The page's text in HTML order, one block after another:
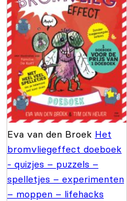
Eva van den Broek Het
bromvliegeffect doeboek
- quizjes – puzzels –
spelletjes – experimenten
– moppen – lifehacks